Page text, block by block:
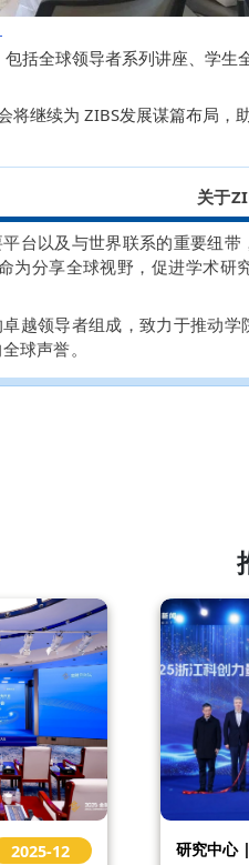
括全球领导者系列讲座、学
继续为 ZIBS发展谋篇布局，
关于
台以及与世界联系的重要纽
为分享全球视野，促进学术
越领导者组成，致力于推动
球声誉。
2025-12